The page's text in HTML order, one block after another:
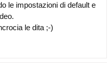
le impostazioni di default e
le dita ;-)